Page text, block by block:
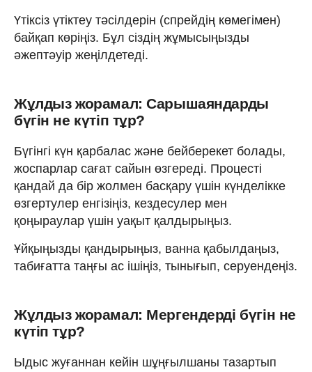
Үтіксіз үтіктеу тәсілдерін (спрейдің көмегімен)
байқап көріңіз. Бұл сіздің жұмысыңызды
әжептәуір жеңілдетеді.
Жұлдыз жорамал: Сарышаяндарды
бүгін не күтіп тұр?
Бүгінгі күн қарбалас және бейберекет болады,
жоспарлар сағат сайын өзгереді. Процесті
қандай да бір жолмен басқару үшін күнделікке
өзгертулер енгізіңіз, кездесулер мен
қоңыраулар үшін уақыт қалдырыңыз.
Ұйқыңызды қандырыңыз, ванна қабылдаңыз,
табиғатта таңғы ас ішіңіз, тынығып, серуендеңіз.
Жұлдыз жорамал: Мергендерді бүгін не
күтіп тұр?
Ыдыс жуғаннан кейін шұңғылшаны тазартып